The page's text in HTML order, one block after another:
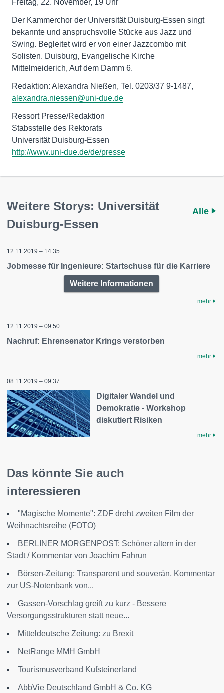
Freitag, 22. November, 19 Uhr
Der Kammerchor der Universität Duisburg-Essen singt
bekannte und anspruchsvolle Stücke aus Jazz und
Swing. Begleitet wird er von einer Jazzcombo mit
Solisten. Duisburg, Evangelische Kirche
Mittelmeiderich, Auf dem Damm 6.
Redaktion: Alexandra Nießen, Tel. 0203/37 9-1487,
alexandra.niessen@uni-due.de
Ressort Presse/Redaktion
Stabsstelle des Rektorats
http://www.uni-due.de/de/presse
Weitere Storys: Universität
Duisburg-Essen
Alle
12.11.2019 – 14:35
Jobmesse für Ingenieure: Startschuss für die Karriere
Weitere Informationen
mehr
12.11.2019 – 09:50
Nachruf: Ehrensenator Krings verstorben
mehr
08.11.2019 – 09:37
Digitaler Wandel und
Demokratie - Workshop
diskutiert Risiken
mehr
Das könnte Sie auch
interessieren
"Magische Momente": ZDF dreht zweiten Film der
Weihnachtsreihe (FOTO)
BERLINER MORGENPOST: Schöner altern in der
Stadt / Kommentar von Joachim Fahrun
Börsen-Zeitung: Transparent und souverän, Kommentar
zur US-Notenbank von...
Gassen-Vorschlag greift zu kurz - Bessere
Versorgungsstrukturen statt neue...
Mitteldeutsche Zeitung: zu Brexit
NetRange MMH GmbH
Tourismusverband Kufsteinerland
AbbVie Deutschland GmbH & Co. KG